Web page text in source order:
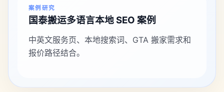
案例研究
国泰搬运多语言本地 SEO 案例
中英文服务页、本地搜索词、GTA 搬家需求和
报价路径结合。